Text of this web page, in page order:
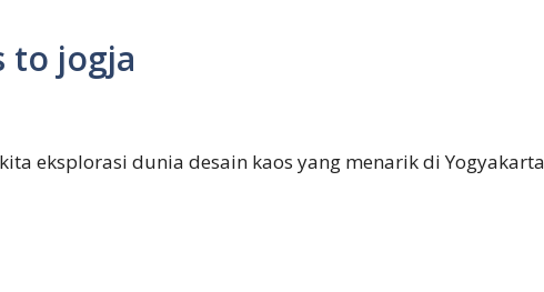
to jogja
eksplorasi dunia desain kaos yang menarik di